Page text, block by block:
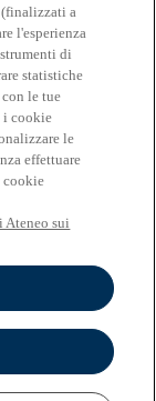
e/o
legate
PERSONALI
(finalizzati a
l'esperienza
di
statistiche
le tue
i cookie
le
effettuare
cookie
Ateneo sui